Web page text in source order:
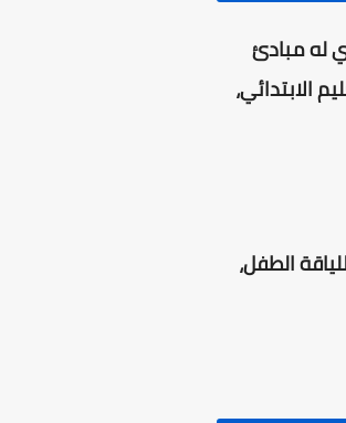
له مبادئ
الابتدائي،
الطفل،